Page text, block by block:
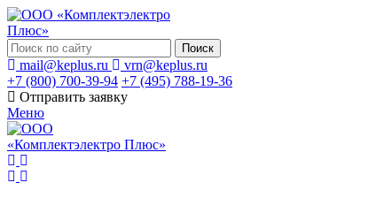
Поиск
mail@keplus.ru
vrn@keplus.ru
+7 (800) 700-39-94 +7 (495) 788-19-36
Отправить заявку
Меню